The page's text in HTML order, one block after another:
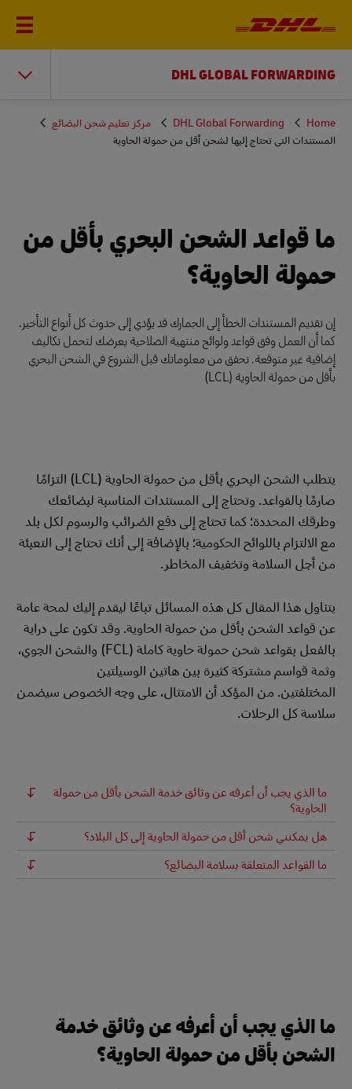
DHL GLOBAL FORWARDING
You
are
here
Home
DHL Global Forwarding
مركز تعليم شحن البضائع
المستندات التي تحتاج إليها لشحن أقل من حمولة الحاوية
ما قواعد الشحن البحري بأقل من
حمولة الحاوية؟
إن تقديم المستندات الخطأ إلى الجمارك قد يؤدي إلى حدوث كل أنواع التأخير.
كما أن العمل وفق قواعد ولوائح منتهية الصلاحية يعرضك لتحمل تكاليف
إضافية غير متوقعة. تحقق من معلوماتك قبل الشروع في الشحن البحري
بأقل من حمولة الحاوية (LCL)
يتطلب الشحن البحري بأقل من حمولة الحاوية (LCL) التزامًا
صارمًا بالقواعد. وتحتاج إلى المستندات المناسبة لبضائعك
وطرقك المحددة؛ كما تحتاج إلى دفع الضرائب والرسوم لكل بلد
مع الالتزام باللوائح الحكومية؛ بالإضافة إلى أنك تحتاج إلى التعبئة
من أجل السلامة وتخفيف المخاطر.
يتناول هذا المقال كل هذه المسائل تباعًا ليقدم إليك لمحة عامة
عن قواعد الشحن بأقل من حمولة الحاوية. وقد تكون على دراية
بالفعل بقواعد شحن حمولة حاوية كاملة (FCL) والشحن الجوي،
وثمة قواسم مشتركة كثيرة بين هاتين الوسيلتين
المختلفتين. من المؤكد أن الامتثال، على وجه الخصوص سيضمن
سلاسة كل الرحلات.
ما الذي يجب أن أعرفه عن وثائق خدمة الشحن بأقل من حمولة
الحاوية؟
هل يمكنني شحن أقل من حمولة الحاوية إلى كل البلاد؟
ما القواعد المتعلقة بسلامة البضائع؟
ما الذي يجب أن أعرفه عن وثائق خدمة
الشحن بأقل من حمولة الحاوية؟